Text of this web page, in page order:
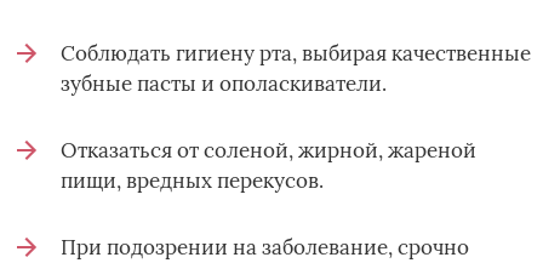
Соблюдать гигиену рта, выбирая качественные
зубные пасты и ополаскиватели.
Отказаться от соленой, жирной, жареной
пищи, вредных перекусов.
При подозрении на заболевание, срочно